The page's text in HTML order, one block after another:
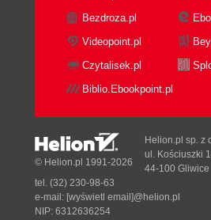
Bezdroza.pl
Videopoint.pl
Czytalisek.pl
Biblio.Ebookpoint.pl
© Helion.pl 1991-2026
Helion.pl sp. z
ul. Kościuszki
44-100 Gliwice
tel. (32) 230-98-63
e-mail: [wyświetl email]@helion.pl
NIP: 6312636254